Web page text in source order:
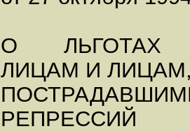
О ЛЬГОТАХ
ЛИЦАМ И
РЕПРЕССИЙ